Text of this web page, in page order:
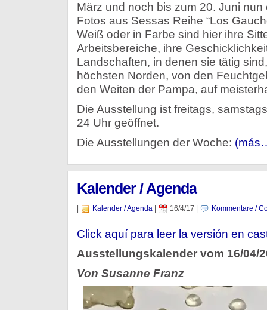
März und noch bis zum 20. Juni
Fotos aus Sessas Reihe “Los
Weiß oder in Farbe sind hier ihre
Arbeitsbereiche, ihre
Landschaften, in denen sie tätig
höchsten Norden, von den
den Weiten der Pampa, auf
Die Ausstellung ist freitags,
24 Uhr geöffnet.
Die Ausstellungen der Woche:
Kalender / Agenda
Kalender / Agenda| 16/4/17 Kommentare /
Click aquí para leer la versión en
Ausstellungskalender vom 16/04/
Von Susanne Franz